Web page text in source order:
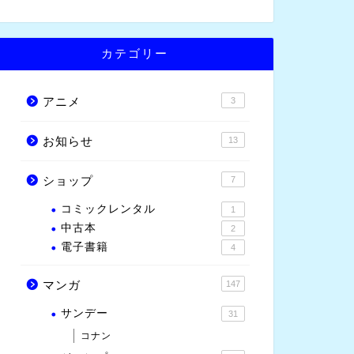
カテゴリー
アニメ 3
お知らせ 13
ショップ 7
コミックレンタル 1
中古本 2
電子書籍 4
マンガ 147
サンデー 31
コナン